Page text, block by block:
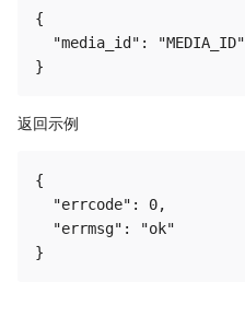
{
  "media_id": "MEDIA_ID"
返回示例
{
  "errcode": 0,
  "errmsg": "ok"